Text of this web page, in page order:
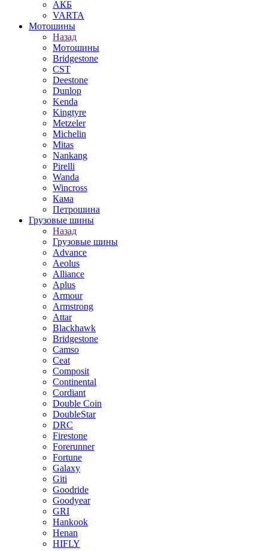
АКБ
VARTA
Мотошины
Назад
Мотошины
Bridgestone
CST
Deestone
Dunlop
Kenda
Kingtyre
Metzeler
Michelin
Mitas
Nankang
Pirelli
Wanda
Wincross
Кама
Петрошина
Грузовые шины
Назад
Грузовые шины
Advance
Aeolus
Alliance
Aplus
Armour
Armstrong
Attar
Blackhawk
Bridgestone
Camso
Ceat
Composit
Continental
Cordiant
Double Coin
DoubleStar
DRC
Firestone
Forerunner
Fortune
Galaxy
Giti
Goodride
Goodyear
GRI
Hankook
Henan
HIFLY